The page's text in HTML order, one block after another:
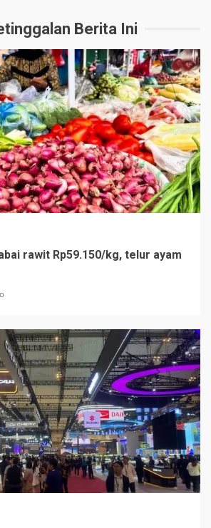
Berita Ini
rawit Rp59.150/kg, telur ayam